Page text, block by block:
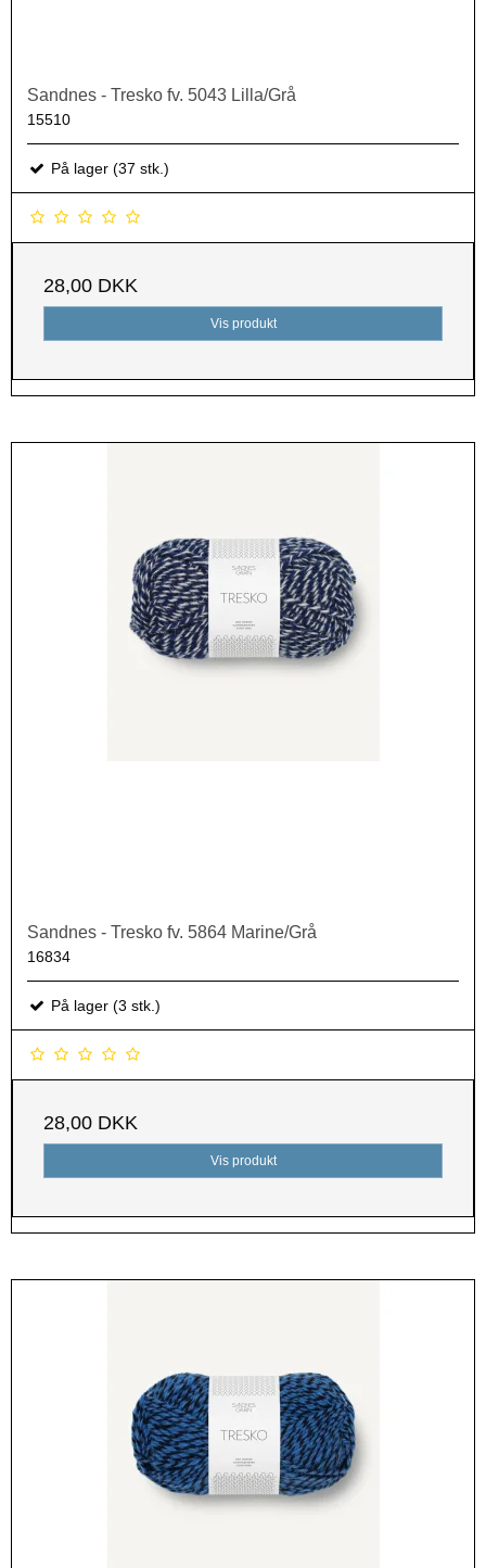
Sandnes - Tresko fv. 5043 Lilla/Grå
15510
På lager (37 stk.)
28,00 DKK
Vis produkt
Sandnes - Tresko fv. 5864 Marine/Grå
16834
På lager (3 stk.)
28,00 DKK
Vis produkt